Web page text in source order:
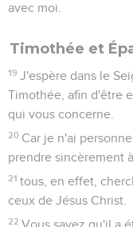
avec moi.
Timothée et
19 J'espère dans le
Timothée, afin d'être
qui vous concerne.
20 Car je n'ai
prendre sincèrement
21 tous, en effet,
ceux de Jésus Christ.
22 Vous savez qu'il a